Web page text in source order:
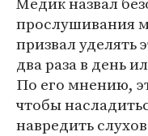
прослушивания
призвал уделять
два раза в день
По его мнению,
чтобы
навредить